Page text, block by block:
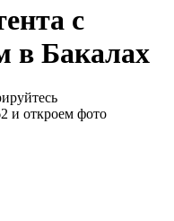
с
в Бакалах
и откроем фото